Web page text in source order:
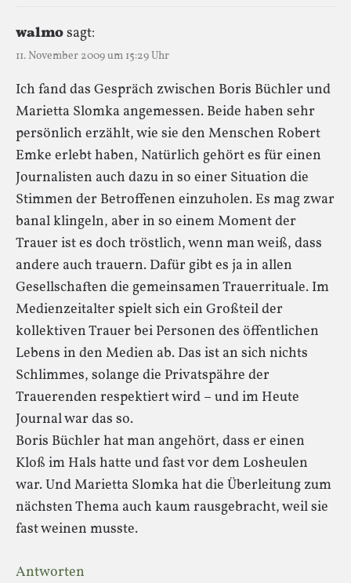
walmosagt:
11. November 2009 um 15:29 Uhr
Ich fand das Gespräch zwischen Boris Büchler und
Marietta Slomka angemessen. Beide haben sehr
persönlich erzählt, wie sie den Menschen Robert
Emke erlebt haben, Natürlich gehört es für einen
Journalisten auch dazu in so einer Situation die
Stimmen der Betroffenen einzuholen. Es mag zwar
banal klingeln, aber in so einem Moment der
Trauer ist es doch tröstlich, wenn man weiß, dass
andere auch trauern. Dafür gibt es ja in allen
Gesellschaften die gemeinsamen Trauerrituale. Im
Medienzeitalter spielt sich ein Großteil der
kollektiven Trauer bei Personen des öffentlichen
Lebens in den Medien ab. Das ist an sich nichts
Schlimmes, solange die Privatspähre der
Trauerenden respektiert wird – und im Heute
Journal war das so.
Boris Büchler hat man angehört, dass er einen
Kloß im Hals hatte und fast vor dem Losheulen
war. Und Marietta Slomka hat die Überleitung zum
nächsten Thema auch kaum rausgebracht, weil sie
fast weinen musste.
Antworten